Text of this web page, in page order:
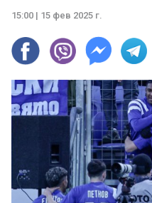
15:00 | 15 фев 2025 г.